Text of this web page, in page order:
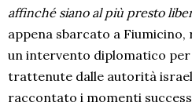
affinché siano al più presto
appena sbarcato a
un intervento diplomatico
trattenute dalle autorità
raccontato i momenti